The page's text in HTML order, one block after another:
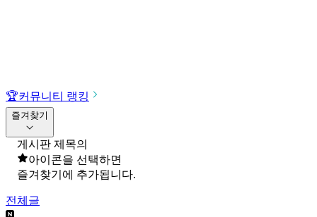
🏆커뮤니티 랭킹
즐겨찾기
게시판 제목의
아이콘을 선택하면
즐겨찾기에 추가됩니다.
전체글